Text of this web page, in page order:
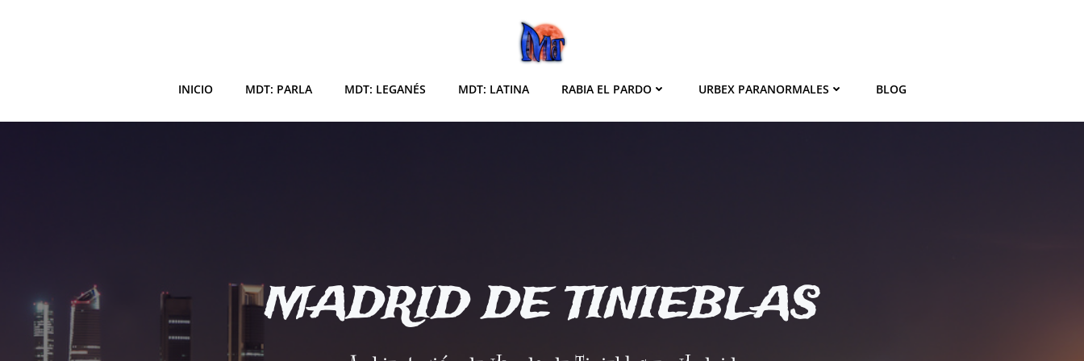
INICIO MDT: PARLA MDT: LEGANÉS MDT: LATINA RABIA EL PARDO URBEX PARANORMALES BLOG
MADRID DE TINIEBLAS